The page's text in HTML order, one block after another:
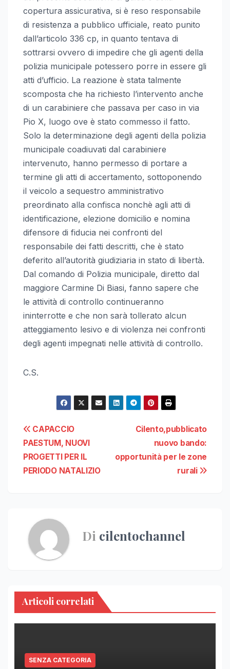
copertura assicurativa, si è reso responsabile
di resistenza a pubblico ufficiale, reato punito
dall’articolo 336 cp, in quanto tentava di
sottrarsi ovvero di impedire che gli agenti della
polizia municipale potessero porre in essere gli
atti d’ufficio. La reazione è stata talmente
scomposta che ha richiesto l’intervento anche
di un carabiniere che passava per caso in via
Pio X, luogo ove è stato commesso il fatto.
Solo la determinazione degli agenti della polizia
municipale coadiuvati dal carabiniere
intervenuto, hanno permesso di portare a
termine gli atti di accertamento, sottoponendo
il veicolo a sequestro amministrativo
preordinato alla confisca nonchè agli atti di
identificazione, elezione domicilio e nomina
difensore di fiducia nei confronti del
responsabile dei fatti descritti, che è stato
deferito all’autorità giudiziaria in stato di libertà.
Dal comando di Polizia municipale, diretto dal
maggiore Carmine Di Biasi, fanno sapere che
le attività di controllo continueranno
ininterrotte e che non sarà tollerato alcun
atteggiamento lesivo e di violenza nei confronti
degli agenti impegnati nelle attività di controllo.
C.S.
Navigazione
articoli
Cilento,pubblicato
nuovo bando:
opportunità per le zone
rurali
CAPACCIO
PAESTUM, NUOVI
PROGETTI PER IL
PERIODO NATALIZIO
Di cilentochannel
Articoli correlati
SENZA CATEGORIA